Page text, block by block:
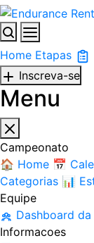
Home Etapas
Inscreva-se
Menu
Campeonato
🏠 Home 📅
Categorias 📊
Equipe
Dashboard
Informacoes